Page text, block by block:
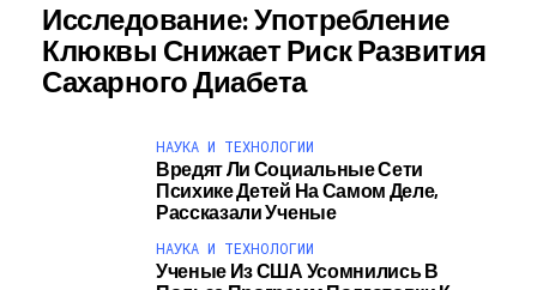
Исследование: Употребление
Клюквы Снижает Риск Развития
Сахарного Диабета
НАУКА И ТЕХНОЛОГИИ
Вредят Ли Социальные Сети
Психике Детей На Самом Деле,
Рассказали Ученые
НАУКА И ТЕХНОЛОГИИ
Ученые Из США Усомнились В